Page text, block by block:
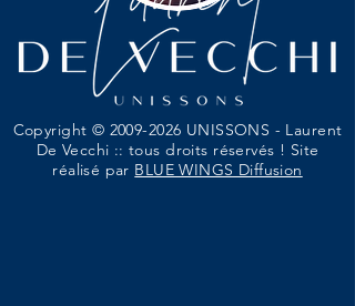
Copyright © 2009-2026 UNISSONS - Laurent
De Vecchi :: tous droits réservés ! Site
réalisé par BLUE WINGS Diffusion